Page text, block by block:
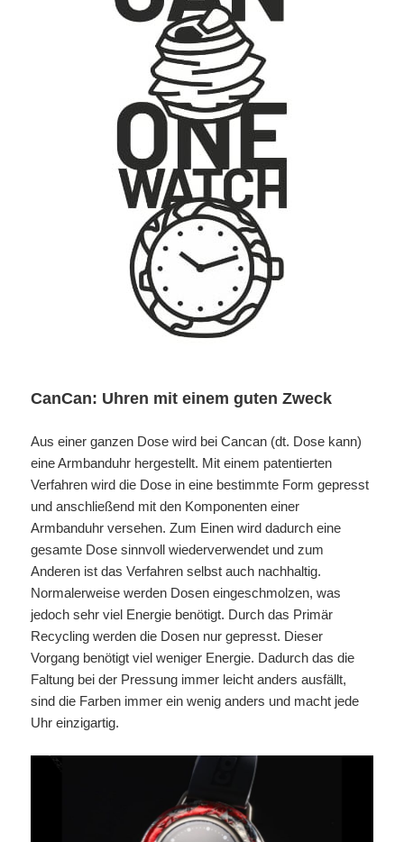
CanCan: Uhren mit einem guten Zweck
Aus einer ganzen Dose wird bei Cancan (dt. Dose kann)
eine Armbanduhr hergestellt. Mit einem patentierten
Verfahren wird die Dose in eine bestimmte Form gepresst
und anschließend mit den Komponenten einer
Armbanduhr versehen. Zum Einen wird dadurch eine
gesamte Dose sinnvoll wiederverwendet und zum
Anderen ist das Verfahren selbst auch nachhaltig.
Normalerweise werden Dosen eingeschmolzen, was
jedoch sehr viel Energie benötigt. Durch das Primär
Recycling werden die Dosen nur gepresst. Dieser
Vorgang benötigt viel weniger Energie. Dadurch das die
Faltung bei der Pressung immer leicht anders ausfällt,
sind die Farben immer ein wenig anders und macht jede
Uhr einzigartig.